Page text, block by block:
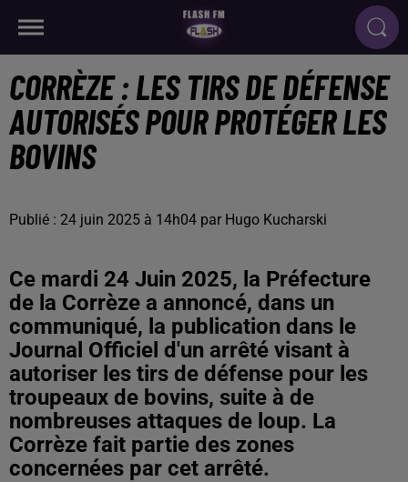
CORRÈZE : LES TIRS DE DÉFENSE
AUTORISÉS POUR PROTÉGER LES
BOVINS
Publié : 24 juin 2025 à 14h04 par Hugo Kucharski
Ce mardi 24 Juin 2025, la Préfecture
de la Corrèze a annoncé, dans un
communiqué, la publication dans le
Journal Officiel d'un arrêté visant à
autoriser les tirs de défense pour les
troupeaux de bovins, suite à de
nombreuses attaques de loup. La
Corrèze fait partie des zones
concernées par cet arrêté.